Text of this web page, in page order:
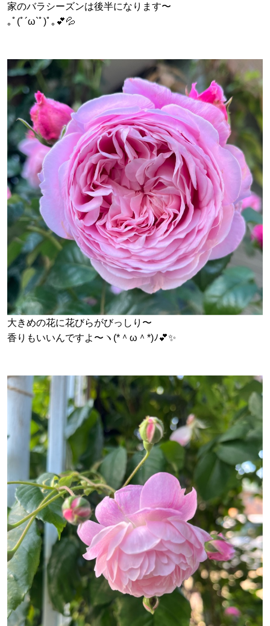
家のバラシーズンは後半になります〜
｡ﾟ(ﾟ´ω`ﾟ)ﾟ｡💕💦
大きめの花に花びらがびっしり〜
香りもいいんですよ〜ヽ(*＾ω＾*)ﾉ💕✨